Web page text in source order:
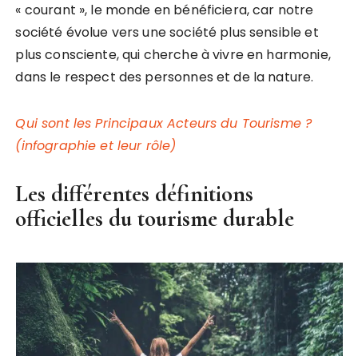
« courant », le monde en bénéficiera, car notre
société évolue vers une société plus sensible et
plus consciente, qui cherche à vivre en harmonie,
dans le respect des personnes et de la nature.
Qui sont les Principaux Acteurs du Tourisme ?
(infographie et leur rôle)
Les différentes définitions
officielles du tourisme durable